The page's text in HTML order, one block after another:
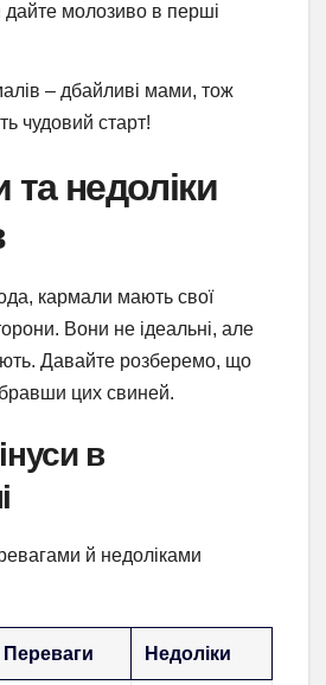
дайте молозиво в перші
– дбайливі мами, тож
чудовий старт!
та недоліки
кармали мають свої
Вони не ідеальні, але
Давайте розберемо, що
цих свиней.
в
й недоліками
Переваги Недоліки